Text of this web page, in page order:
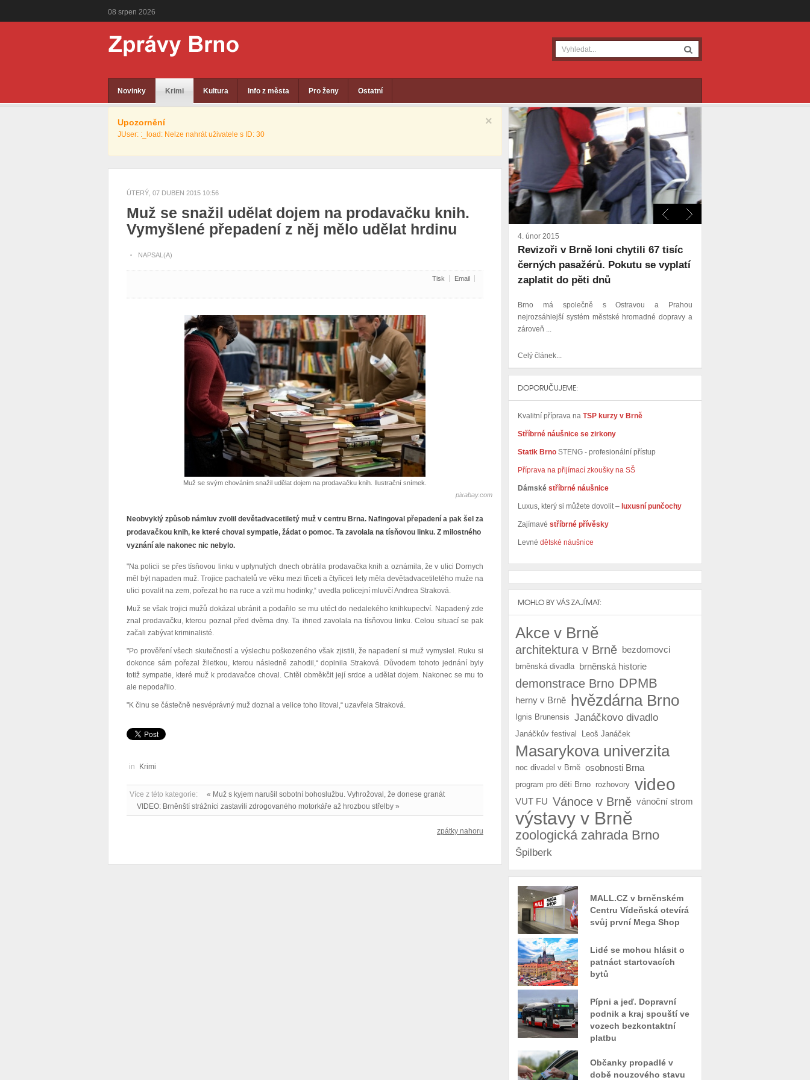
08 srpen 2026
Novinky Krimi Kultura Info z města Pro ženy Ostatní
×
Upozornění
JUser: :_load: Nelze nahrát uživatele s ID: 30
ÚTERÝ, 07 DUBEN 2015 10:56
Muž se snažil udělat dojem na prodavačku knih.
Vymyšlené přepadení z něj mělo udělat hrdinu
NAPSAL(A)
Tisk Email
Muž se svým chováním snažil udělat dojem na prodavačku knih. Ilustrační snímek.
pixabay.com
Neobvyklý způsob námluv zvolil devětadvacetiletý muž v centru Brna. Nafingoval přepadení a pak šel za
prodavačkou knih, ke které choval sympatie, žádat o pomoc. Ta zavolala na tísňovou linku. Z milostného
vyznání ale nakonec nic nebylo.
"Na policii se přes tísňovou linku v uplynulých dnech obrátila prodavačka knih a oznámila, že v ulici Dornych
měl být napaden muž. Trojice pachatelů ve věku mezi třiceti a čtyřiceti lety měla devětadvacetiletého muže na
ulici povalit na zem, pořezat ho na ruce a vzít mu hodinky,“ uvedla policejní mluvčí Andrea Straková.
Muž se však trojici mužů dokázal ubránit a podařilo se mu utéct do nedalekého knihkupectví. Napadený zde
znal prodavačku, kterou poznal před dvěma dny. Ta ihned zavolala na tísňovou linku. Celou situací se pak
začali zabývat kriminalisté.
"Po prověření všech skutečností a výslechu poškozeného však zjistili, že napadení si muž vymyslel. Ruku si
dokonce sám pořezal žiletkou, kterou následně zahodil,“ doplnila Straková. Důvodem tohoto jednání byly
totiž sympatie, které muž k prodavačce choval. Chtěl obměkčit její srdce a udělat dojem. Nakonec se mu to
ale nepodařilo.
"K činu se částečně nesvéprávný muž doznal a velice toho litoval,“ uzavřela Straková.
in Krimi
Více z této kategorie:
« Muž s kyjem narušil sobotní bohoslužbu. Vyhrožoval, že donese granát
VIDEO: Brněnští strážníci zastavili zdrogovaného motorkáře až hrozbou střelby »
zpátky nahoru
4. únor 2015
Revizoři v Brně loni chytili 67 tisíc
černých pasažérů. Pokutu se vyplatí
zaplatit do pěti dnů
Brno má společně s Ostravou a Prahou
nejrozsáhlejší systém městské hromadné dopravy a
zároveň ...
Celý článek...
DOPORUČUJEME:
Kvalitní příprava na TSP kurzy v Brně
Stříbrné náušnice se zirkony
Statik Brno STENG - profesionální přístup
Příprava na přijímací zkoušky na SŠ
Dámské stříbrné náušnice
Luxus, který si můžete dovolit – luxusní punčochy
Zajímavé stříbrné přívěsky
Levné dětské náušnice
MOHLO BY VÁS ZAJÍMAT:
Akce v Brně
architektura v Brně bezdomovci
brněnská divadla brněnská historie
demonstrace Brno DPMB
herny v Brně hvězdárna Brno
Ignis Brunensis Janáčkovo divadlo
Janáčkův festival Leoš Janáček
Masarykova univerzita
noc divadel v Brně osobnosti Brna
program pro děti Brno rozhovory video
VUT FU Vánoce v Brně vánoční strom
výstavy v Brně
zoologická zahrada Brno
Špilberk
MALL.CZ v brněnském
Centru Vídeňská otevírá
svůj první Mega Shop
Lidé se mohou hlásit o
patnáct startovacích
bytů
Pípni a jeď. Dopravní
podnik a kraj spouští ve
vozech bezkontaktní
platbu
Občanky propadlé v
době nouzového stavu